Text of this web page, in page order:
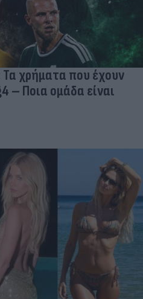
χρήματα που έχουν
– Ποια ομάδα είναι